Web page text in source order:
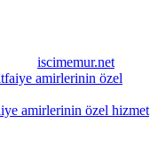
iscimemur.net
amirlerinin özel hizmet